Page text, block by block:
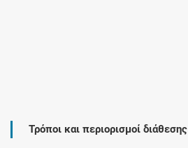
Τρόποι και περιορισμοί διάθεσης